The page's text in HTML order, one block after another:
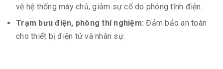
vệ hệ thống máy chủ, giảm sự cố do phóng tĩnh điện.
Trạm bưu điện, phòng thí nghiệm: Đảm bảo an toàn
cho thiết bị điện tử và nhân sự.